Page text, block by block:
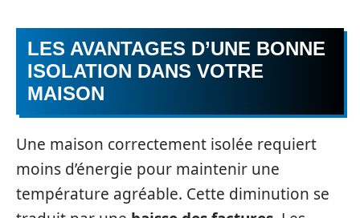
LES AVANTAGES D’UNE BONNE
ISOLATION DANS VOTRE
MAISON
Une maison correctement isolée requiert
moins d’énergie pour maintenir une
température agréable. Cette diminution se